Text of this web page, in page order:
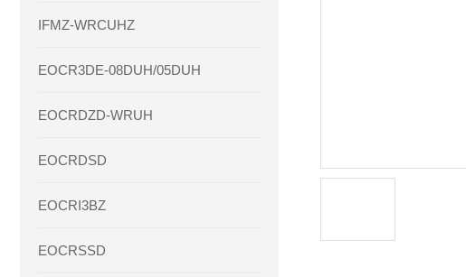
IFMZ-WRCUHZ
EOCR3DE-08DUH/05DUH
EOCRDZD-WRUH
EOCRDSD
EOCRI3BZ
EOCRSSD